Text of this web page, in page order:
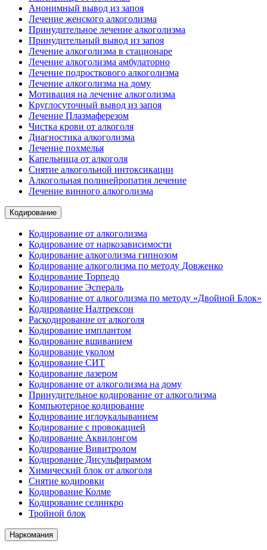
Анонимный вывод из запоя
Лечение женского алкоголизма
Принудительное лечение алкоголизма
Принудительный вывод из запоя
Лечение алкоголизма в стационаре
Лечение алкоголизма амбулаторно
Лечение подросткового алкоголизма
Лечение алкоголизма на дому
Мотивация на лечение алкоголизма
Круглосуточный вывод из запоя
Лечение Плазмаферезом
Чистка крови от алкоголя
Диагностика алкоголизма
Лечение похмелья
Капельница от алкоголя
Снятие алкогольной интоксикации
Алкогольная полинейропатия лечение
Лечение винного алкоголизма
Кодирование
Кодирование от алкоголизма
Кодирование от наркозависимости
Кодирование алкоголизма гипнозом
Кодирование алкоголизма по методу Довженко
Кодирование Торпедо
Кодирование Эспераль
Кодирование от алкоголизма по методу «Двойной Блок»
Кодирование Налтрексон
Раскодирование от алкоголя
Кодирование имплантом
Кодирование вшиванием
Кодирование уколом
Кодирование СИТ
Кодирование лазером
Кодирование от алкоголизма на дому
Принудительное кодирование от алкоголизма
Компьютерное кодирование
Кодирование иглоукалыванием
Кодирование с провокацией
Кодирование Аквилонгом
Кодирование Вивитролом
Кодирование Дисульфирамом
Химический блок от алкоголя
Снятие кодировки
Кодирование Колме
Кодирование селинкро
Тройной блок
Наркомания